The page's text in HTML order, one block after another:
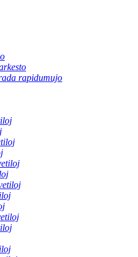
rapidumujo